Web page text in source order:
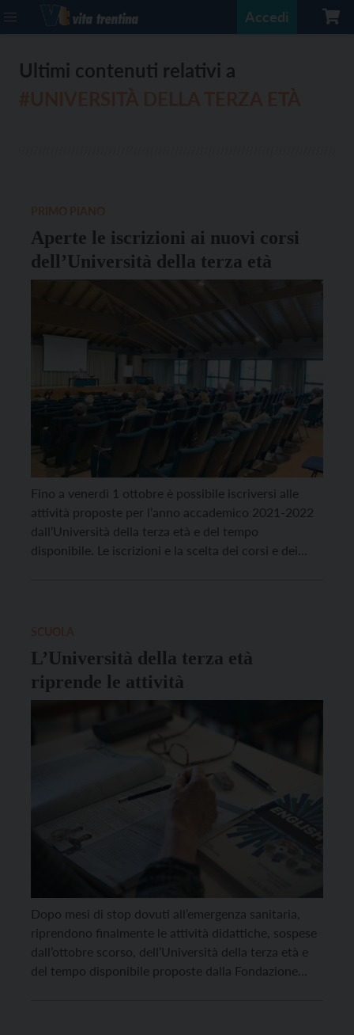
Accedi
Ultimi contenuti relativi a
Aperte le iscrizioni ai nuovi corsi
dell’Università della terza età
Fino a venerdì 1 ottobre è possibile iscriversi alle
attività proposte per l’anno accademico 2021-2022
dall’Università della terza età e del tempo
disponibile. Le iscrizioni e la scelta dei corsi e dei
L’Università della terza età
riprende le attività
Dopo mesi di stop dovuti all’emergenza sanitaria,
riprendono finalmente le attività didattiche, sospese
dall’ottobre scorso, dell’Università della terza età e
del tempo disponibile proposte dalla Fondazione